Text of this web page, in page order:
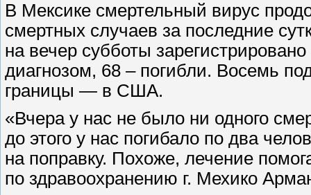
В Мексике смертельный вирус
смертных случаев за последние
на вечер субботы
диагнозом, 68 – погибли. Восемь
границы — в США.
«Вчера у нас не было ни одного
до этого у нас погибало по два
на поправку. Похоже, лечение
по здравоохранению г. Мехико